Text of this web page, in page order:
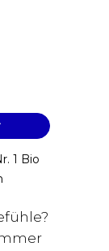
1 Bio